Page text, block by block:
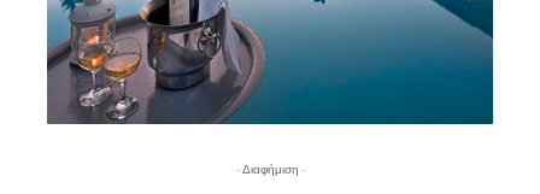
- Διαφήμιση -